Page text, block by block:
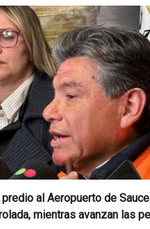
al Aeropuerto de
mientras avanzan las